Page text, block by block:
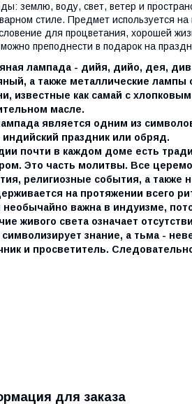
землю, воду, свет, ветер и
стиле. Предмет используется
для процветания, хорошей
преподнести в подарок на
лампада - дийя, дийо, дея,
а также металлические
известные как самай с
масле.
является одним из
праздник или обряд.
почти в каждом доме есть
Это часть молитвы. Все
религиозные события, а также
на протяжении всего
важна в индуизме,
живого света означает
знание, а тьма -
и просветитель.
для заказа